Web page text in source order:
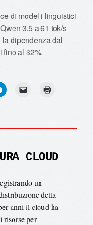
di modelli linguistici
3.5 a 61 tok/s
dipendenza dal
fino al 32%.
CLOUD
un
della
anni il cloud ha
risorse per